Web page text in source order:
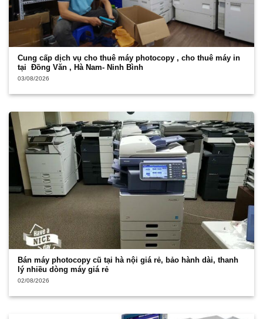
Cung cấp dịch vụ cho thuê máy photocopy , cho thuê máy in
tại Đồng Văn , Hà Nam- Ninh Bình
03/08/2026
Bán máy photocopy cũ tại hà nội giá rẻ, bảo hành dài, thanh
lý nhiều dòng máy giá rẻ
02/08/2026